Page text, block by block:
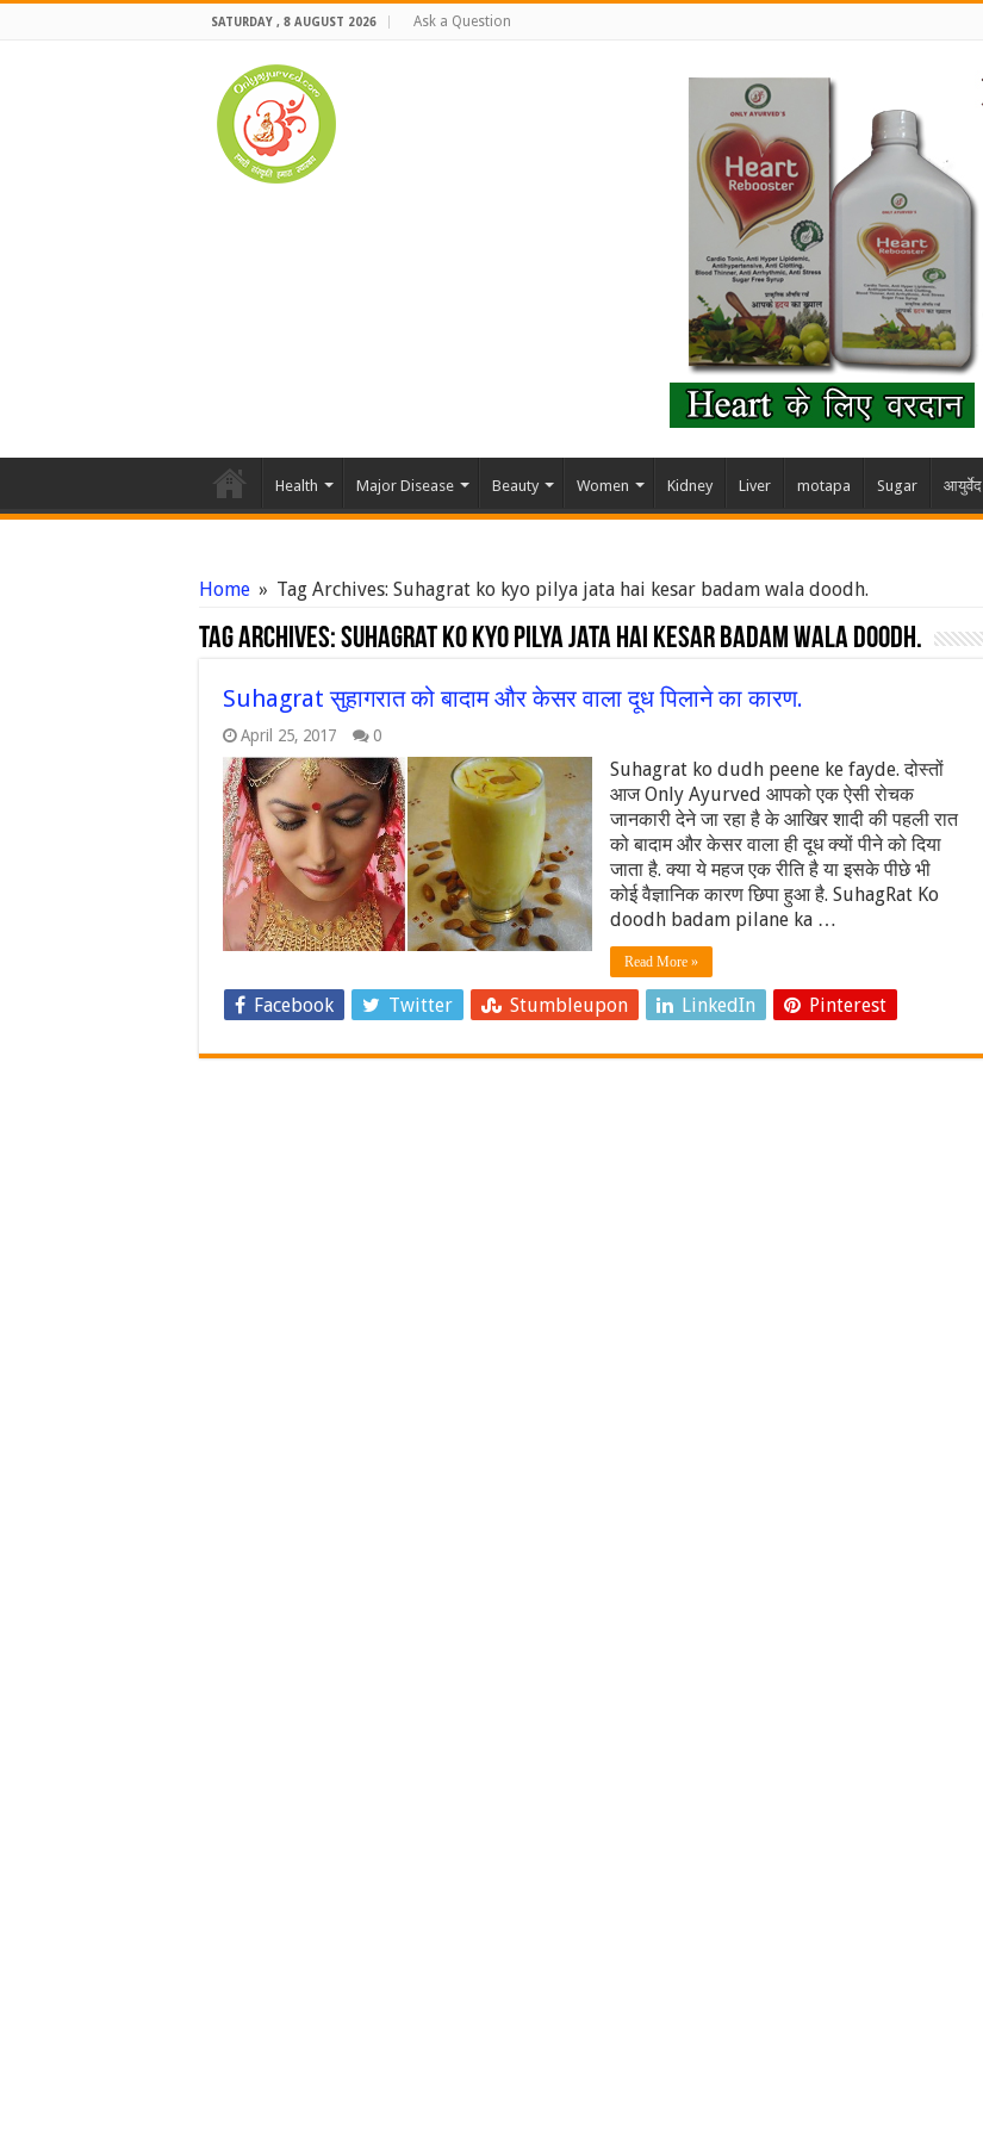
SATURDAY , 8 AUGUST 2026 Ask a Question
Health Major Disease Beauty Women Kidney Liver motapa Sugar आयुर्वेद
Home » Tag Archives: Suhagrat ko kyo pilya jata hai kesar badam wala doodh.
Tag Archives:Suhagrat ko kyo pilya jata hai kesar badam wala doodh.
Suhagrat सुहागरात को बादाम और केसर वाला दूध पिलाने का कारण.
April 25, 2017 0
Suhagrat ko dudh peene ke fayde. दोस्तों
आज Only Ayurved आपको एक ऐसी रोचक
जानकारी देने जा रहा है के आखिर शादी की पहली रात
को बादाम और केसर वाला ही दूध क्यों पीने को दिया
जाता है. क्या ये महज एक रीति है या इसके पीछे भी
कोई वैज्ञानिक कारण छिपा हुआ है. SuhagRat Ko
doodh badam pilane ka …
Read More »
Facebook Twitter Stumbleupon LinkedIn Pinterest